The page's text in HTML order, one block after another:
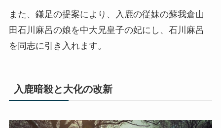
また、鎌足の提案により、入鹿の従妹の蘇我倉山
田石川麻呂の娘を中大兄皇子の妃にし、石川麻呂
を同志に引き入れます。
入鹿暗殺と大化の改新